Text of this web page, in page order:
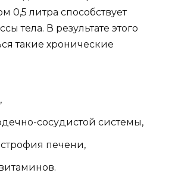
0,5 литра способствует
тела. В результате этого
такие хронические
сосудистой системы,
печени,